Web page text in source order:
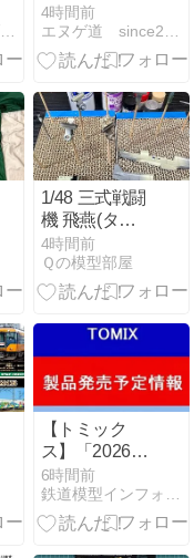
ス・樽見鉄道
TDE11形３号
機）。
4時間前
1/48 三式戦闘
機 飛燕(タミ
ヤ) 製作中03
4時間前
Ｑの模型部屋
【トミック
ス】「2026年
10月発売予定
の鉄道模型新
製品情報！」
6時間前